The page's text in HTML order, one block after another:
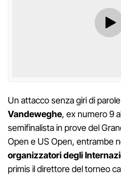
Un attacco senza giri di
Vandeweghe, ex numero 9
semifinalista in prove del
Open e US Open, entrambe
organizzatori degli
primis il direttore del torneo